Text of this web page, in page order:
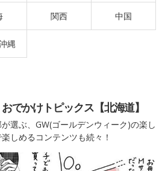
関西 中国
縄
でかけトピックス【北海道】
選ぶ、GW(ゴールデンウィーク)の楽し
しめるコンテンツも続々！